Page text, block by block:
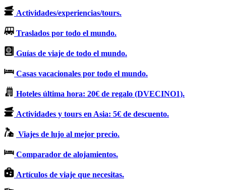
Actividades/experiencias/tours.
Traslados por todo el mundo.
Guías de viaje de todo el mundo.
Casas vacacionales por todo el mundo.
Hoteles última hora: 20€ de regalo (DVECINO1).
Actividades y tours en Asia: 5€ de descuento.
Viajes de lujo al mejor precio.
Comparador de alojamientos.
Artículos de viaje que necesitas.